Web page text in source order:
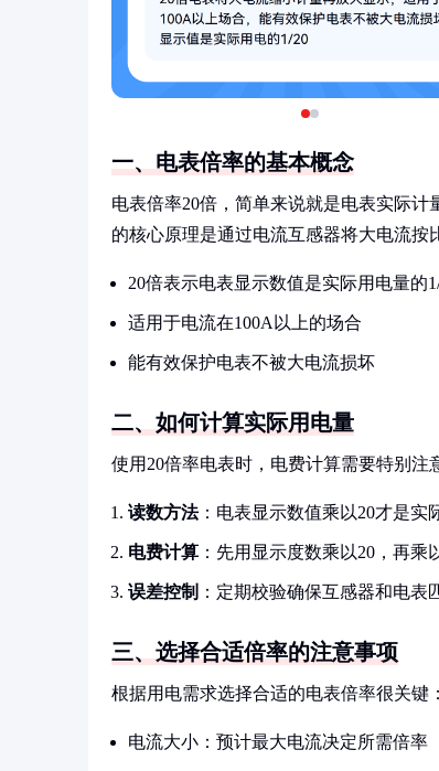
一、电表倍率的基本概念
电表倍率20倍，简单来说就是电表实际
的核心原理是通过电流互感器将大电流按
20倍表示电表显示数值是实际用电量的
适用于电流在100A以上的场合
能有效保护电表不被大电流损坏
二、如何计算实际用电量
使用20倍率电表时，电费计算需要特别注
读数方法：电表显示数值乘以20才是实
电费计算 ：先用显示度数乘以20，再乘
误差控制 ：定期校验确保互感器和电表
三、选择合适倍率的注意事项
根据用电需求选择合适的电表倍率很关键：
电流大小：预计最大电流决定所需倍率